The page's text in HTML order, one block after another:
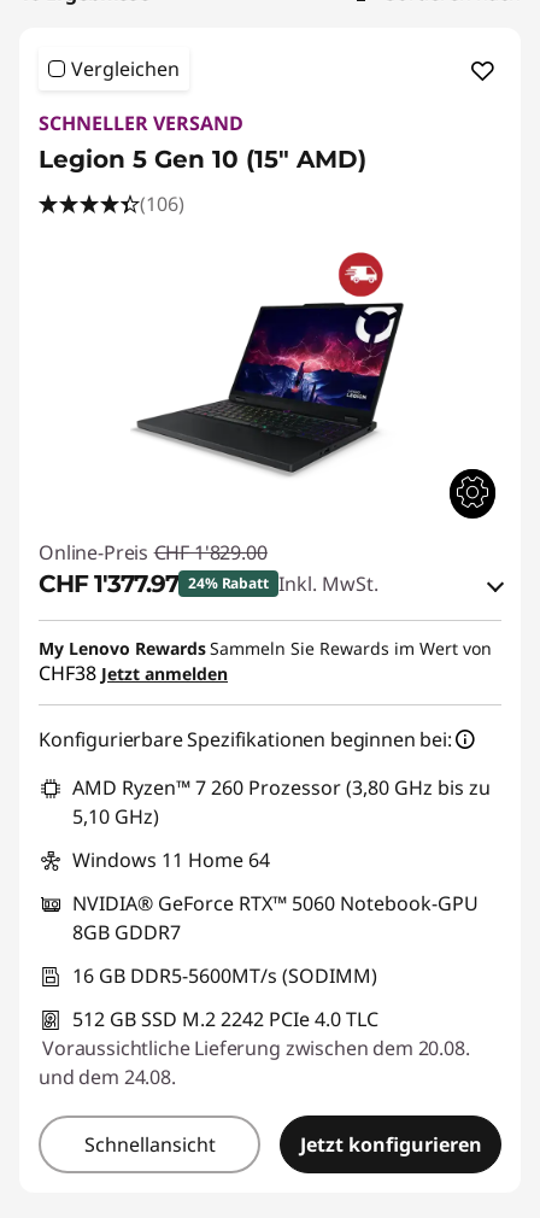
Vergleichen
SCHNELLER VERSAND
Legion 5 Gen 10 (15" AMD)
(106)
Online-Preis CHF 1'829.00
CHF 1'377.97 24% Rabatt Inkl. MwSt.
eCoupon-Rabatt :-CHF 451.03
eCoupon :SALES
My Lenovo RewardsSammeln Sie Rewards im Wert von
CHF38 Jetzt anmelden
Konfigurierbare Spezifikationen beginnen bei:
AMD Ryzen™ 7 260 Prozessor (3,80 GHz bis zu
5,10 GHz)
Windows 11 Home 64
NVIDIA® GeForce RTX™ 5060 Notebook-GPU
8GB GDDR7
16 GB DDR5-5600MT/s (SODIMM)
512 GB SSD M.2 2242 PCIe 4.0 TLC
Voraussichtliche Lieferung zwischen dem 20.08.
und dem 24.08.
Schnellansicht Jetzt konfigurieren